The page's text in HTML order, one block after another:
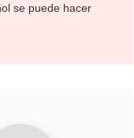
se puede hacer